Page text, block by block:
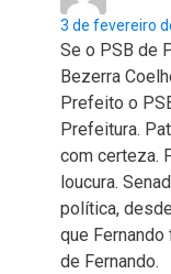
3 de fevereiro
Se o PSB de
Bezerra
Prefeito o
Prefeitura.
com certeza.
loucura.
política,
que Fernando
de Fernando.